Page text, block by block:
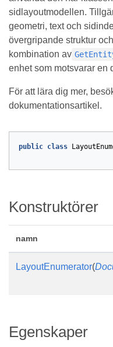
sidlayoutmodellen.
geometri, text och
övergripande struktur
kombination av
enhet som motsvarar en
För att lära dig mer,
dokumentationsartikel.
public class
Konstruktörer
namn
LayoutEnumerator(
Egenskaper